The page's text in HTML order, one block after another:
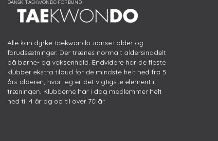
Alle kan dyrke taekwondo uanset alder og
forudsætninger. Der trænes normalt aldersinddelt
på børne- og voksenhold. Endvidere har de fleste
klubber ekstra tilbud for de mindste helt ned fra 5
års alderen, hvor leg er det vigtigste element i
træningen. Klubberne har i dag medlemmer helt
ned til 4 år og op til over 70 år.